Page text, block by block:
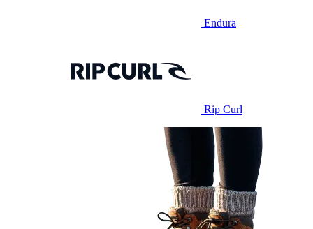
Endura
Rip Curl